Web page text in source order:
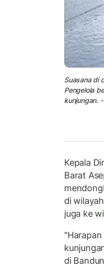
Suasana di
Pengelola
kunjungan.
Kepala
Barat
di
juga ke
di